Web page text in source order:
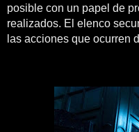
posible con un papel de
realizados. El elenco
las acciones que ocurren